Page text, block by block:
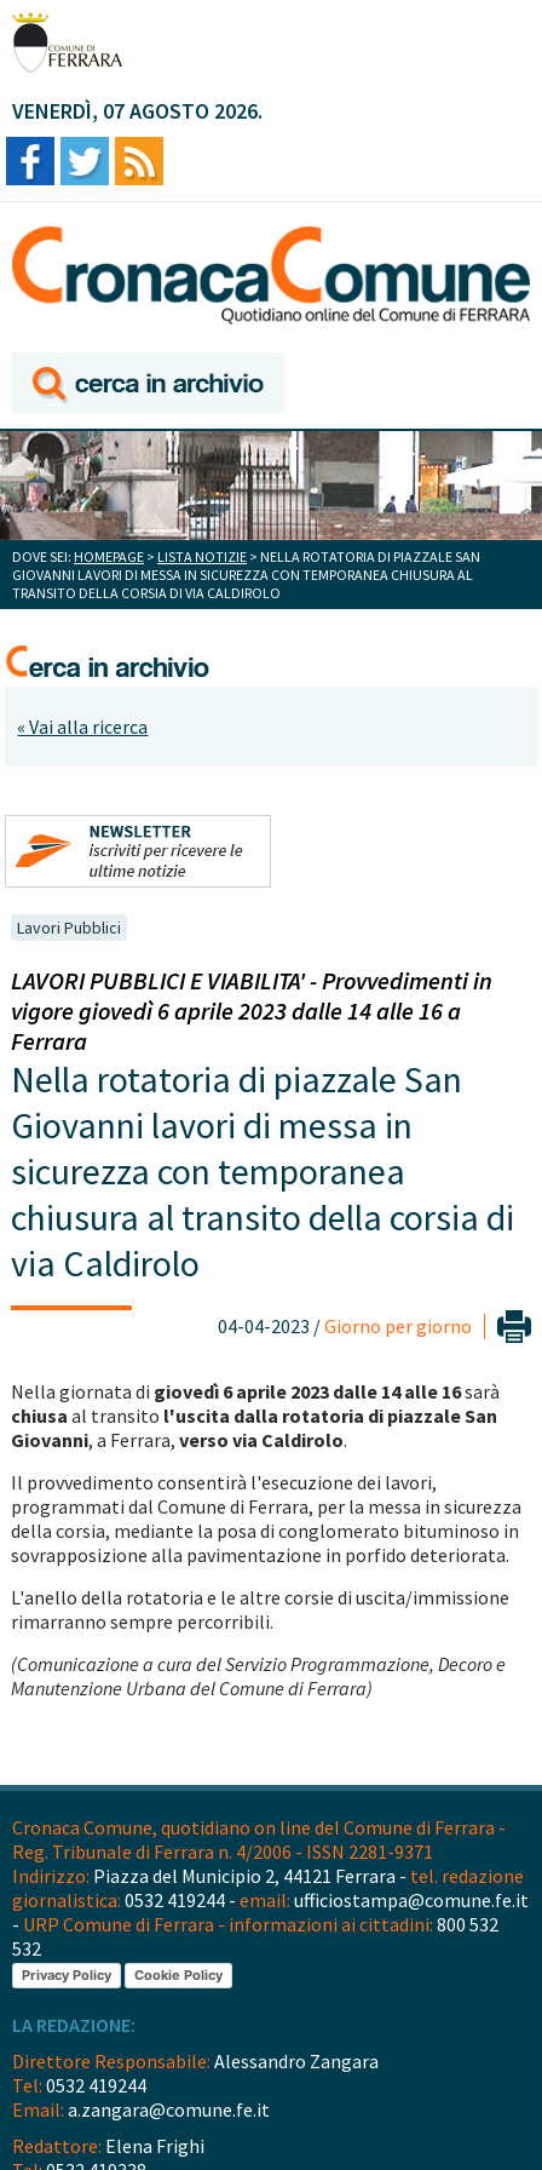
VENERDÌ, 07 AGOSTO 2026.
DOVE SEI: HOMEPAGE > LISTA NOTIZIE > NELLA ROTATORIA DI PIAZZALE SAN
GIOVANNI LAVORI DI MESSA IN SICUREZZA CON TEMPORANEA CHIUSURA AL
TRANSITO DELLA CORSIA DI VIA CALDIROLO
« Vai alla ricerca
Lavori Pubblici
LAVORI PUBBLICI E VIABILITA' - Provvedimenti in
vigore giovedì 6 aprile 2023 dalle 14 alle 16 a
Ferrara
Nella rotatoria di piazzale San
Giovanni lavori di messa in
sicurezza con temporanea
chiusura al transito della corsia di
via Caldirolo
04-04-2023 /Giorno per giorno
Nella giornata di giovedì 6 aprile 2023 dalle 14 alle 16sarà
chiusa al transito l'uscita dalla rotatoria di piazzale San
Giovanni, a Ferrara, verso via Caldirolo.
Il provvedimento consentirà l'esecuzione dei lavori,
programmati dal Comune di Ferrara, per la messa in sicurezza
della corsia, mediante la posa di conglomerato bituminoso in
sovrapposizione alla pavimentazione in porfido deteriorata.
L'anello della rotatoria e le altre corsie di uscita/immissione
rimarranno sempre percorribili.
(Comunicazione a cura del Servizio Programmazione, Decoro e
Manutenzione Urbana del Comune di Ferrara)
Cronaca Comune, quotidiano on line del Comune di Ferrara -
Reg. Tribunale di Ferrara n. 4/2006 - ISSN 2281-9371
Indirizzo: Piazza del Municipio 2, 44121 Ferrara - tel. redazione
giornalistica: 0532 419244 - email: ufficiostampa@comune.fe.it
- URP Comune di Ferrara - informazioni ai cittadini: 800 532
532
Privacy Policy Cookie Policy
LA REDAZIONE:
Direttore Responsabile: Alessandro Zangara
Tel: 0532 419244
Email: a.zangara@comune.fe.it
Redattore: Elena Frighi